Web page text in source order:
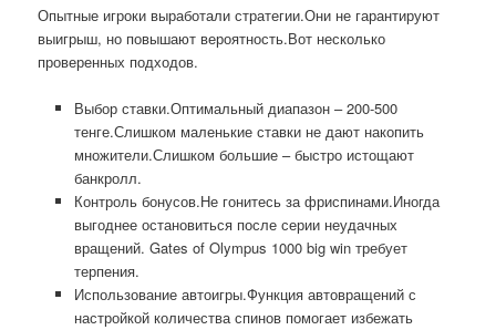
Опытные игроки выработали стратегии.Они не гарантируют
выигрыш, но повышают вероятность.Вот несколько
проверенных подходов.
Выбор ставки.Оптимальный диапазон – 200-500
тенге.Слишком маленькие ставки не дают накопить
множители.Слишком большие – быстро истощают
банкролл.
Контроль бонусов.Не гонитесь за фриспинами.Иногда
выгоднее остановиться после серии неудачных
вращений. Gates of Olympus 1000 big win требует
терпения.
Использование автоигры.Функция автовращений с
настройкой количества спинов помогает избежать